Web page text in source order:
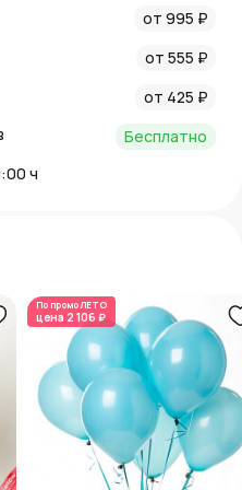
от 995 ₽
от 555 ₽
от 425 ₽
Бесплатно
ч
По промоЛЕТО
цена 2 106 ₽